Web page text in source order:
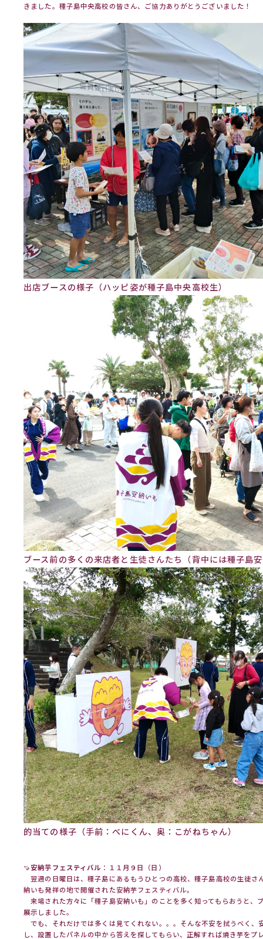
きました。種子島中央高校の皆さん、ご協力ありがとうございました！
出店ブースの様子（ハッピ姿が種子島中央高校生）
ブース前の多くの来店者と生徒さんたち（背中には種子島
的当ての様子（手前：べにくん、奥：こがねちゃん）
🍠安納芋フェスティバル ：１１月９日（日）
翌週の日曜日は、種子島にあるもうひとつの高校、種子島高校の生徒さ
納いも発祥の地で開催された安納芋フェスティバル。
来場された方々に「種子島安納いも」のことを多く知ってもらおうと、
展示しました。
でも、それだけでは多くは見てくれない。。。そんな不安を拭うべく、
し、設置したパネルの中から答えを探してもらい、正解すれば焼き芋をプ